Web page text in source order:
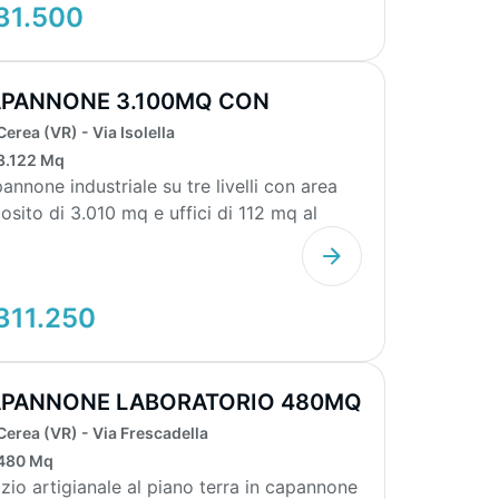
3.100MQ CON
E TERRENO
(VR) - Via Isolella
Mq
industriale su tre livelli con area
di 3.010 mq e uffici di 112 mq al
LABORATORIO 480MQ
CORTE 96...
(VR) - Via Frescadella
Mq
artigianale al piano terra in capannone